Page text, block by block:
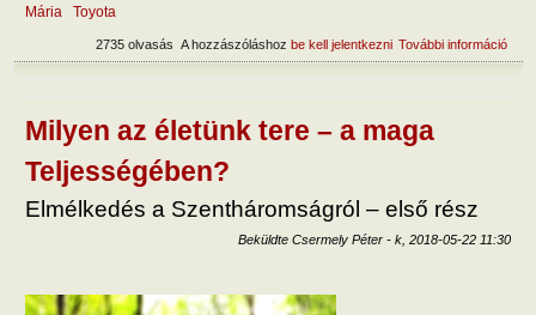
Mária
Toyota
További információ
A hozzászóláshoz be kell jelentkezni
2735 olvasás
Milyen az életünk tere – a maga
Teljességében?
Elmélkedés a Szentháromságról – első rész
Beküldte Csermely Péter - k, 2018-05-22 11:30